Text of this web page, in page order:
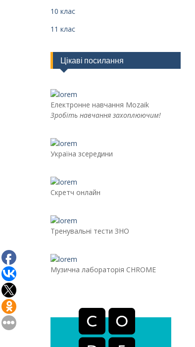
10 клас
11 клас
Цікаві посилання
Електронне навчання Mozaik
Зробіть навчання захоплюючим!
Україна зсередини
Скретч онлайн
Тренувальні тести ЗНО
Музична лабораторія CHROME